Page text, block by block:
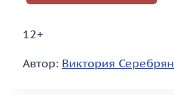
12+
Автор: Виктория